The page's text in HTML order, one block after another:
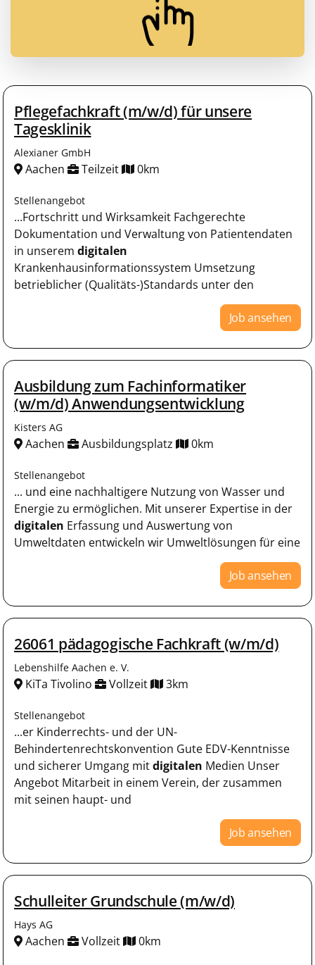
Pflegefachkraft (m/w/d) für unsere
Tagesklinik
Alexianer GmbH
Aachen Teilzeit 0km
Stellenangebot
...Fortschritt und Wirksamkeit Fachgerechte
Dokumentation und Verwaltung von Patientendaten
in unserem digitalen
Krankenhausinformationssystem Umsetzung
betrieblicher (Qualitäts-)Standards unter den
Job ansehen
Ausbildung zum Fachinformatiker
(w/m/d) Anwendungsentwicklung
Kisters AG
Aachen Ausbildungsplatz 0km
Stellenangebot
... und eine nachhaltigere Nutzung von Wasser und
Energie zu ermöglichen. Mit unserer Expertise in der
digitalen Erfassung und Auswertung von
Umweltdaten entwickeln wir Umweltlösungen für eine
Job ansehen
26061 pädagogische Fachkraft (w/m/d)
Lebenshilfe Aachen e. V.
KiTa Tivolino Vollzeit 3km
Stellenangebot
...er Kinderrechts- und der UN-
Behindertenrechtskonvention Gute EDV-Kenntnisse
und sicherer Umgang mitdigitalen Medien Unser
Angebot Mitarbeit in einem Verein, der zusammen
mit seinen haupt- und
Job ansehen
Schulleiter Grundschule (m/w/d)
Hays AG
Aachen Vollzeit 0km